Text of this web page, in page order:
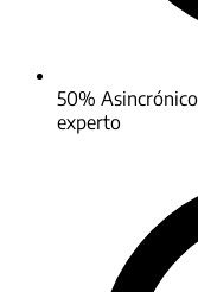
50%
experto